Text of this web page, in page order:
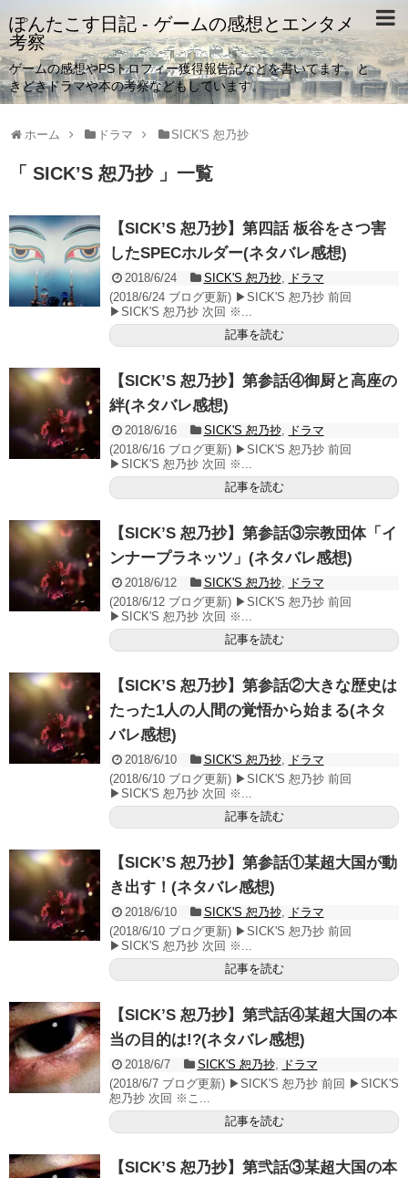
ぽんたこす日記 - ゲームの感想とエンタメ
考察
ゲームの感想やPSトロフィー獲得報告記などを書いてます。と
きどきドラマや本の考察などもしています。
ホーム ドラマ SICK'S 恕乃抄
「 SICK’S 恕乃抄 」一覧
【SICK’S 恕乃抄】第四話 板谷をさつ害
したSPECホルダー(ネタバレ感想)
2018/6/24 SICK'S 恕乃抄, ドラマ
(2018/6/24 ブログ更新) ▶SICK'S 恕乃抄 前回
▶SICK'S 恕乃抄 次回 ※...
記事を読む
【SICK’S 恕乃抄】第参話④御厨と高座の
絆(ネタバレ感想)
2018/6/16 SICK'S 恕乃抄, ドラマ
(2018/6/16 ブログ更新) ▶SICK'S 恕乃抄 前回
▶SICK'S 恕乃抄 次回 ※...
記事を読む
【SICK’S 恕乃抄】第参話③宗教団体「イ
ンナープラネッツ」(ネタバレ感想)
2018/6/12 SICK'S 恕乃抄, ドラマ
(2018/6/12 ブログ更新) ▶SICK'S 恕乃抄 前回
▶SICK'S 恕乃抄 次回 ※...
記事を読む
【SICK’S 恕乃抄】第参話②大きな歴史は
たった1人の人間の覚悟から始まる(ネタ
バレ感想)
2018/6/10 SICK'S 恕乃抄, ドラマ
(2018/6/10 ブログ更新) ▶SICK'S 恕乃抄 前回
▶SICK'S 恕乃抄 次回 ※...
記事を読む
【SICK’S 恕乃抄】第参話①某超大国が動
き出す！(ネタバレ感想)
2018/6/10 SICK'S 恕乃抄, ドラマ
(2018/6/10 ブログ更新) ▶SICK'S 恕乃抄 前回
▶SICK'S 恕乃抄 次回 ※...
記事を読む
【SICK’S 恕乃抄】第弐話④某超大国の本
当の目的は!?(ネタバレ感想)
2018/6/7 SICK'S 恕乃抄, ドラマ
(2018/6/7 ブログ更新) ▶SICK'S 恕乃抄 前回 ▶SICK'S
恕乃抄 次回 ※こ...
記事を読む
【SICK’S 恕乃抄】第弐話③某超大国の本